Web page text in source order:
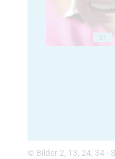
61
© Bilder 2, 13, 24, 34 -